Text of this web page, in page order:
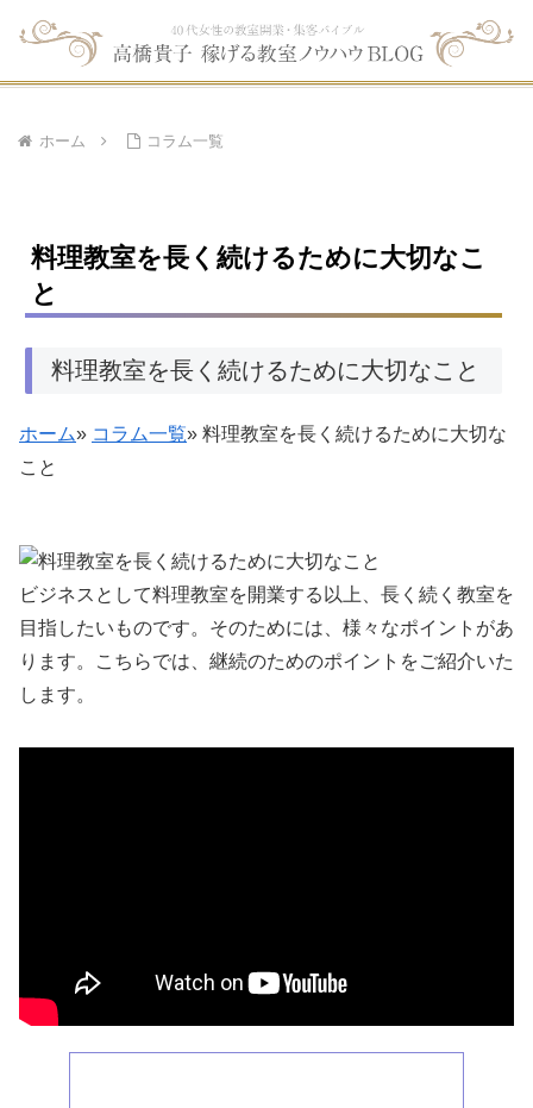
ホーム コラム一覧
料理教室を長く続けるために大切なこ
と
料理教室を長く続けるために大切なこと
ホーム» コラム一覧» 料理教室を長く続けるために大切な
こと
ビジネスとして料理教室を開業する以上、長く続く教室を
目指したいものです。そのためには、様々なポイントがあ
ります。こちらでは、継続のためのポイントをご紹介いた
します。